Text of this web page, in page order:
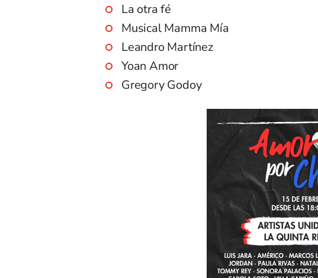
La otra fé
Musical Mamma Mía
Leandro Martínez
Yoan Amor
Gregory Godoy